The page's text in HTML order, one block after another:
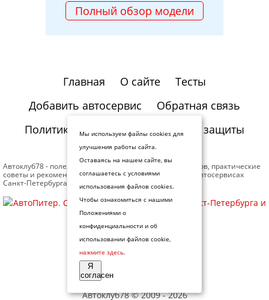
Полный обзор модели
Главная О сайте
Тесты
Добавить автосервис
Обратная связь
Политика конфиденциальности и защиты
информации
Автоклуб78 - полезная информация для автомобилистов, практические
советы и рекомендации профессионалов. Отзывы об автосервисах
Санкт-Петербурга.
Автоклуб78© 2009 - 2026
Мы используем файлы cookies для
улучшения работы сайта.
Оставаясь на нашем сайте, вы
соглашаетесь с условиями
использования файлов cookies.
Чтобы ознакомиться с нашими
Положениями о
конфиденциальности и об
использовании файлов cookie,
нажмите здесь.
Я
согласен